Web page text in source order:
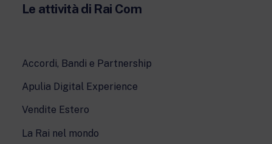
Le attività di Rai Com
Accordi, Bandi e Partnership
Apulia Digital Experience
Vendite Estero
La Rai nel mondo